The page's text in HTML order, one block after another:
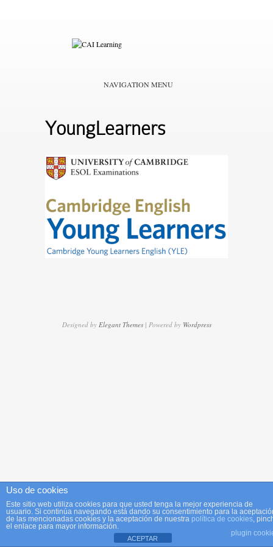
NAVIGATION MENU
YoungLearners
Designed by Elegant Themes| Powered by Wordpress
Uso de cookies
Este sitio web utiliza cookies para que usted tenga la mejor experiencia de
usuario. Si continúa navegando está dando su consentimiento para la
de las mencionadas cookies y la aceptación de nuestra política de cookies,
el enlace para mayor información.
plugin
ACEPTAR